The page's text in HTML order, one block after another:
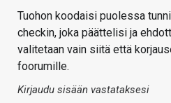
Tuohon koodaisi puolessa
checkin, joka päättelisi ja
valitetaan vain siitä että
foorumille.
Kirjaudu sisään vastataksesi